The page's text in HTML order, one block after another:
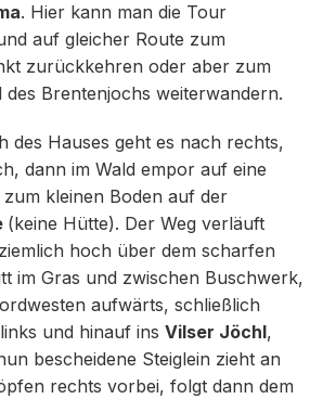
. Hier kann man die Tour
auf gleicher Route zum
zurückkehren oder aber zum
des Brentenjochs weiterwandern.
des Hauses geht es nach rechts,
dann im Wald empor auf eine
kleinen Boden auf der
(keine Hütte). Der Weg verläuft
hoch über dem scharfen
im Gras und zwischen Buschwerk,
aufwärts, schließlich
und hinauf ins Vilser Jöchl,
bescheidene Steiglein zieht an
rechts vorbei, folgt dann dem